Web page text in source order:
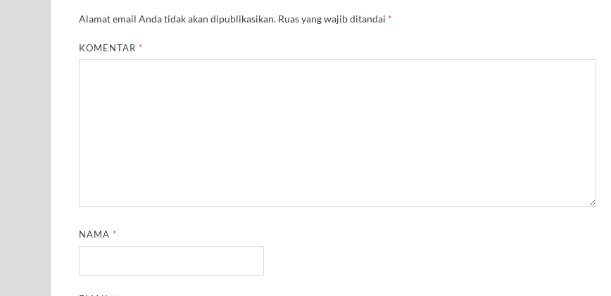
Alamat email Anda tidak akan dipublikasikan. Ruas yang wajib ditandai *
KOMENTAR *
NAMA *